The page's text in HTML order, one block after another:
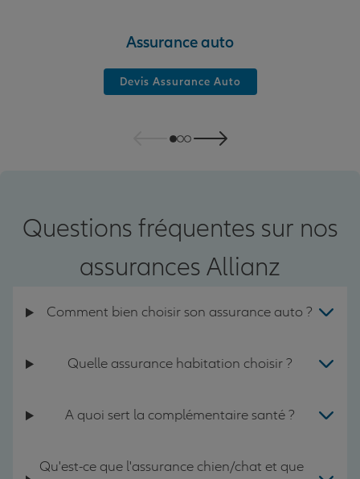
Assurance auto
Devis Assurance Auto
Questions fréquentes sur nos
assurances Allianz
Comment bien choisir son assurance auto ?
Quelle assurance habitation choisir ?
A quoi sert la complémentaire santé ?
Qu'est-ce que l'assurance chien/chat et que